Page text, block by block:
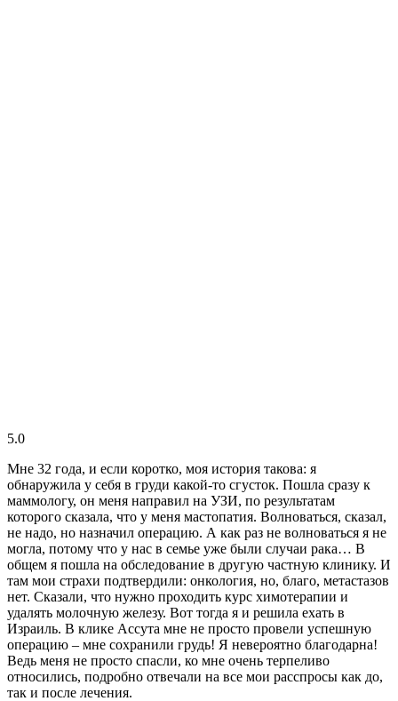
5.0
Мне 32 года, и если коротко, моя история такова: я
обнаружила у себя в груди какой-то сгусток. Пошла сразу к
маммологу, он меня направил на УЗИ, по результатам
которого сказала, что у меня мастопатия. Волноваться, сказал,
не надо, но назначил операцию. А как раз не волноваться я не
могла, потому что у нас в семье уже были случаи рака… В
общем я пошла на обследование в другую частную клинику. И
там мои страхи подтвердили: онкология, но, благо, метастазов
нет. Сказали, что нужно проходить курс химотерапии и
удалять молочную железу. Вот тогда я и решила ехать в
Израиль. В клике Ассута мне не просто провели успешную
операцию – мне сохранили грудь! Я невероятно благодарна!
Ведь меня не просто спасли, ко мне очень терпеливо
относились, подробно отвечали на все мои расспросы как до,
так и после лечения.